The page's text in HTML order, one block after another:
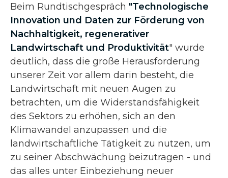
Beim Rundtischgespräch "Technologische
Innovation und Daten zur Förderung von
Nachhaltigkeit, regenerativer
Landwirtschaft und Produktivität" wurde
deutlich, dass die große Herausforderung
unserer Zeit vor allem darin besteht, die
Landwirtschaft mit neuen Augen zu
betrachten, um die Widerstandsfähigkeit
des Sektors zu erhöhen, sich an den
Klimawandel anzupassen und die
landwirtschaftliche Tätigkeit zu nutzen, um
zu seiner Abschwächung beizutragen - und
das alles unter Einbeziehung neuer